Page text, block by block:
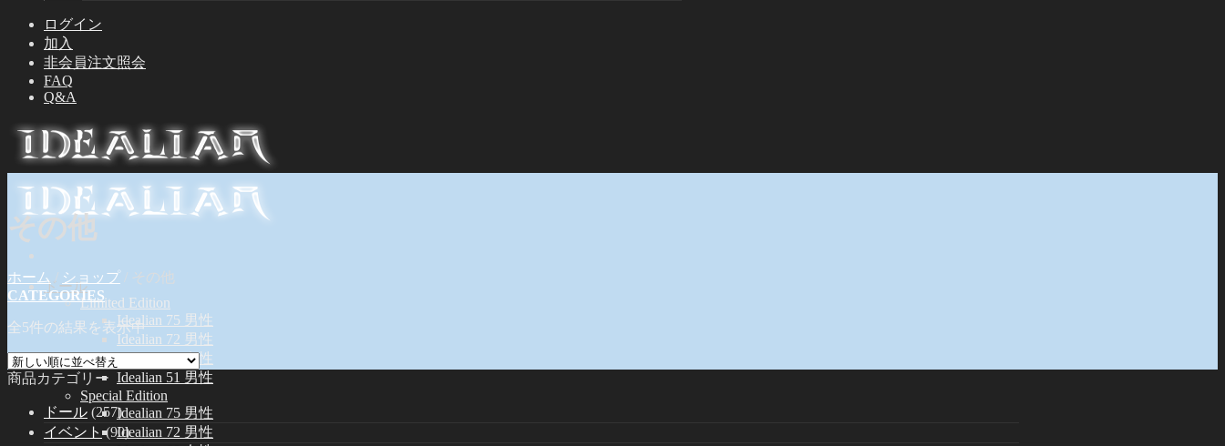
ログイン
加入
非会員注文照会
FAQ
Q&A
ドール
Limited Edition
Idealian 75 男性
Idealian 72 男性
Idealian 68 女性
Idealian 51 男性
Special Edition
Idealian 75 男性
Idealian 72 男性
その他
ホーム ショップ
その他
CATEGORIES
全5件の結果を表示中
商品カテゴリー
ドール (257)
イベント (90)